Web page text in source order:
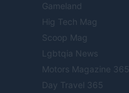
Gameland
Hig Tech Mag
Scoop Mag
Lgbtqia News
Motors Magazine 365
Day Travel 365